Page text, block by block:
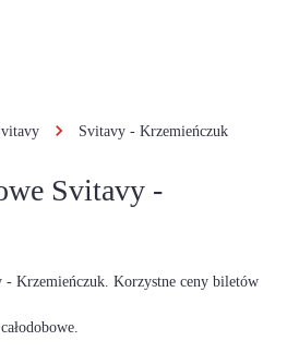
Svitavy - Krzemieńczuk
Svitavy -
Krzemieńczuk. Korzystne ceny biletów